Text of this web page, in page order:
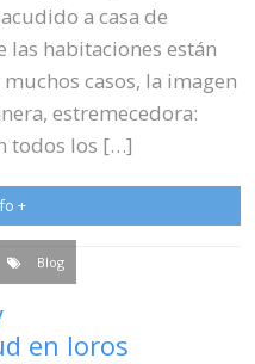
a casa de
habitaciones están
casos, la imagen
estremecedora:
todos los […]
+
Blog
en loros